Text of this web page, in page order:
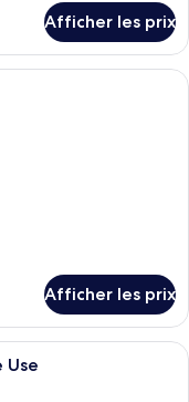
Afficher les prix
d’hôtel avec un
Afficher les prix
d’hôtel moderne avec
Use